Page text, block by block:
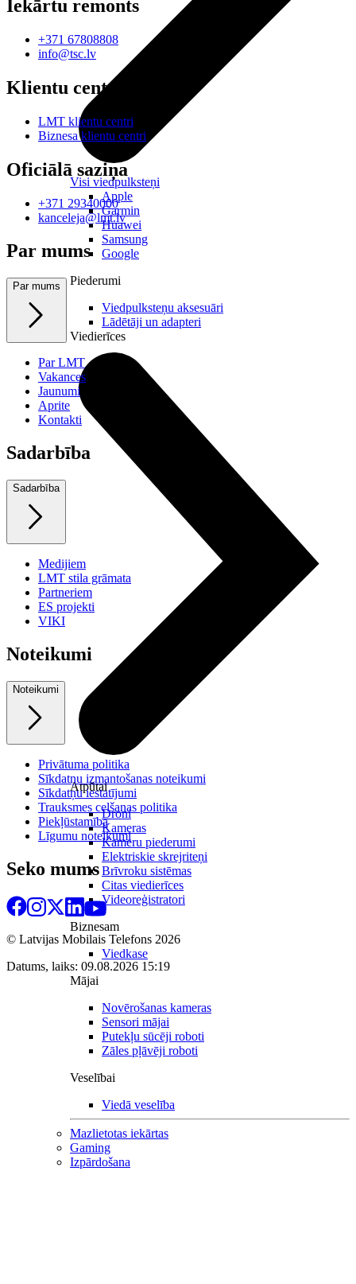
Visi viedpulksteņi
Apple
Garmin
Huawei
Samsung
Google
Piederumi
Viedpulksteņu aksesuāri
Lādētāji un adapteri
Viedierīces
Atpūtai
Droni
Kameras
Kameru piederumi
Elektriskie skrejriteņi
Brīvroku sistēmas
Citas viedierīces
Videoreģistratori
Biznesam
Viedkase
Mājai
Novērošanas kameras
Sensori mājai
Putekļu sūcēji roboti
Zāles pļāvēji roboti
Veselībai
Viedā veselība
Mazlietotas iekārtas
Gaming
Izpārdošana
Iekārtu remonts
+371 67808808
info@tsc.lv
Klientu centri
LMT klientu centri
Biznesa klientu centri
Oficiālā saziņa
+371 29340000
kanceleja@lmt.lv
Par mums
Par mums
Par LMT
Vakances
Jaunumi
Aprite
Kontakti
Sadarbība
Sadarbība
Medijiem
LMT stila grāmata
Partneriem
ES projekti
VIKI
Noteikumi
Noteikumi
Privātuma politika
Sīkdatņu izmantošanas noteikumi
Sīkdatņu iestatījumi
Trauksmes celšanas politika
Piekļūstamība
Līgumu noteikumi
Seko mums
© Latvijas Mobilais Telefons 2026
Datums, laiks: 09.08.2026 15:19